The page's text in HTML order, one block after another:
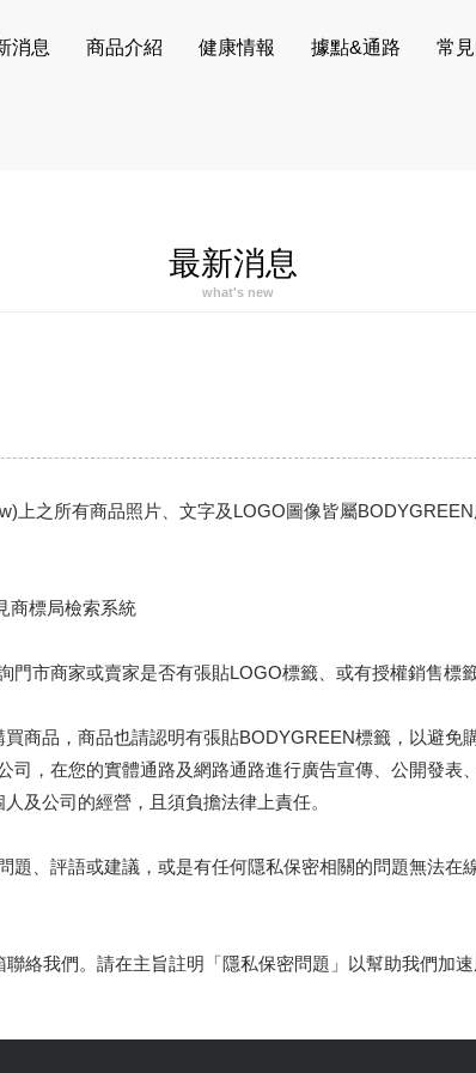
消息 商品介紹 健康情報 據點&通路 常
最新消息
what's new
上之所有商品照片、文字及LOGO圖像皆屬
商標局檢索系統
市商家或賣家是否有張貼LOGO標籤、或有授權銷售標
商品，商品也請認明有張貼BODYGREEN標籤，以避
，在您的實體通路及網路通路進行廣告宣傳、公開發
及公司的經營，且須負擔法律上責任。
、評語或建議，或是有任何隱私保密相關的問題無法在
聯絡我們。請在主旨註明「隱私保密問題」以幫助我們加